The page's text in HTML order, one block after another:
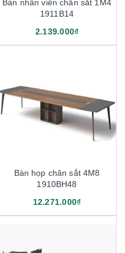
Bàn nhân viên chân sắt 1M4
1911B14
2.139.000₫
Bàn họp chân sắt 4M8
1910BH48
12.271.000₫